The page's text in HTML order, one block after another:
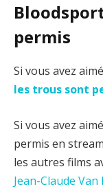
permis
Si vous avez
les trous sont
Si vous avez
permis en
les autres films
Jean-Claude Van